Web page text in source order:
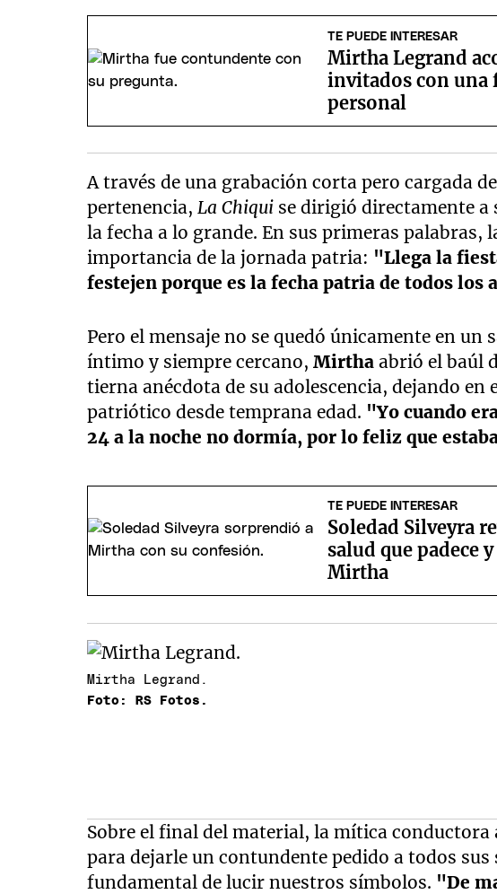
TE PUEDE INTERESAR
Mirtha Legrand
invitados con una
personal
A través de una grabación corta pero cargada
pertenencia, La Chiqui se dirigió directamente
la fecha a lo grande. En sus primeras palabras,
importancia de la jornada patria: "Llega la
festejen porque es la fecha patria de todos los
Pero el mensaje no se quedó únicamente en
íntimo y siempre cercano,Mirthaabrió el baúl
tierna anécdota de su adolescencia, dejando
patriótico desde temprana edad. "Yo cuando
24 a la noche no dormía, por lo feliz que
TE PUEDE INTERESAR
Soledad Silveyra
salud que padece
Mirtha
Mirtha Legrand.
Foto: RS Fotos.
Sobre el final del material, la mítica conductora
para dejarle un contundente pedido a todos
fundamental de lucir nuestros símbolos. "De